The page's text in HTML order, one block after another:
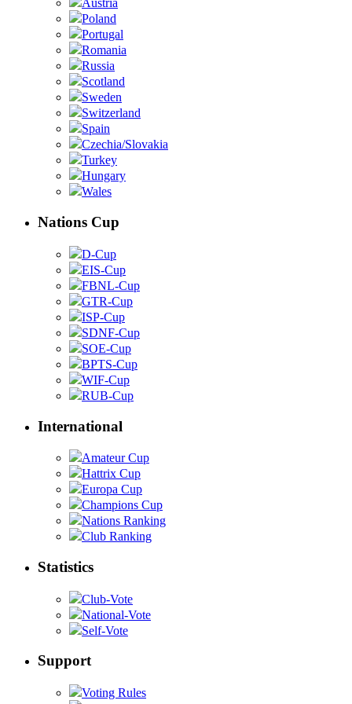
Austria
Poland
Portugal
Romania
Russia
Scotland
Sweden
Switzerland
Spain
Czechia/Slovakia
Turkey
Hungary
Wales
Nations Cup
D-Cup
EIS-Cup
FBNL-Cup
GTR-Cup
ISP-Cup
SDNF-Cup
SOE-Cup
BPTS-Cup
WIF-Cup
RUB-Cup
International
Amateur Cup
Hattrix Cup
Europa Cup
Champions Cup
Nations Ranking
Club Ranking
Statistics
Club-Vote
National-Vote
Self-Vote
Support
Voting Rules